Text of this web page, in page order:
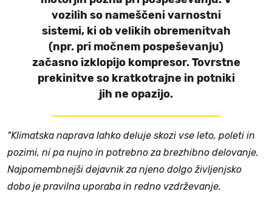
vozilih so nameščeni varnostni
sistemi, ki ob velikih obremenitvah
(npr. pri močnem pospeševanju)
začasno izklopijo kompresor. Tovrstne
prekinitve so kratkotrajne in potniki
jih ne opazijo.
"Klimatska naprava lahko deluje skozi vse leto, poleti in
pozimi, ni pa nujno in potrebno za brezhibno delovanje.
Najpomembnejši dejavnik za njeno dolgo življenjsko
dobo je pravilna uporaba in redno vzdrževanje.